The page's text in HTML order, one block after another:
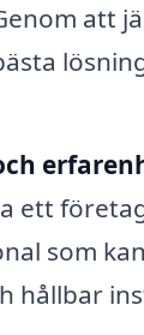
att
ett
som
hållbar